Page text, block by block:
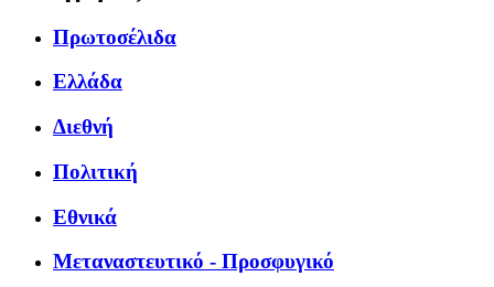
Πρωτοσέλιδα
Ελλάδα
Διεθνή
Πολιτική
Εθνικά
Μεταναστευτικό - Προσφυγικό